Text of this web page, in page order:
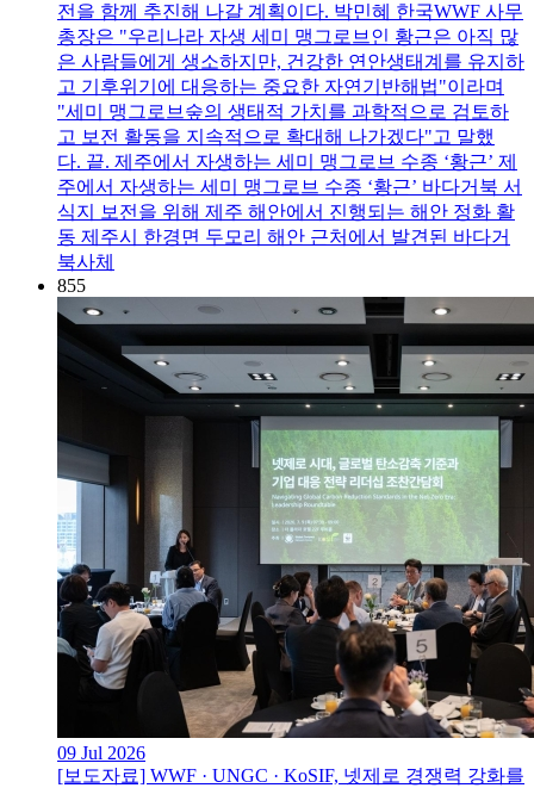
전을 함께 추진해 나갈 계획이다. 박민혜 한국WWF 사무
총장은 "우리나라 자생 세미 맹그로브인 황근은 아직 많
은 사람들에게 생소하지만, 건강한 연안생태계를 유지하
고 기후위기에 대응하는 중요한 자연기반해법"이라며
"세미 맹그로브숲의 생태적 가치를 과학적으로 검토하
고 보전 활동을 지속적으로 확대해 나가겠다"고 말했
다. 끝. 제주에서 자생하는 세미 맹그로브 수종 ‘황근’ 제
주에서 자생하는 세미 맹그로브 수종 ‘황근’ 바다거북 서
식지 보전을 위해 제주 해안에서 진행되는 해안 정화 활
동 제주시 한경면 두모리 해안 근처에서 발견된 바다거
북사체
855
09 Jul 2026
[보도자료] WWF · UNGC · KoSIF, 넷제로 경쟁력 강화를